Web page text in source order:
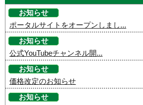
お知らせ
ポータルサイトをオープンしまし...
お知らせ
公式YouTubeチャンネル開...
お知らせ
価格改定のお知らせ
お知らせ